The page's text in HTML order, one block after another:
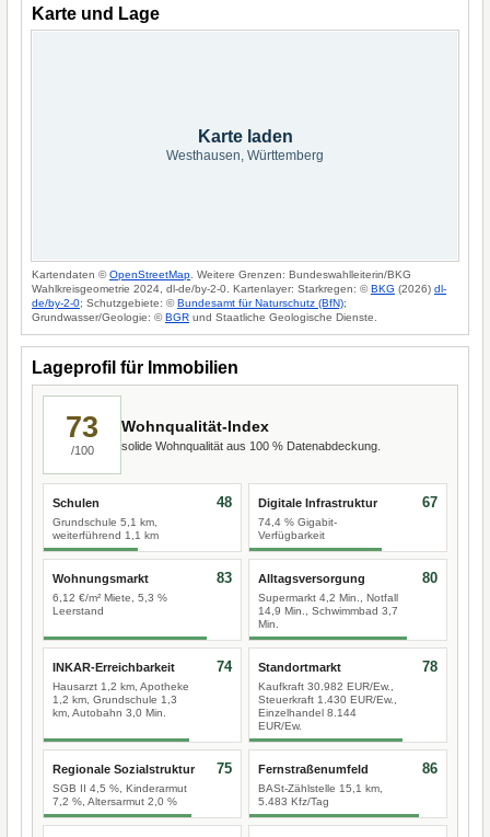
Karte und Lage
Karte laden
Westhausen, Württemberg
Kartendaten ©OpenStreetMap . Weitere Grenzen: Bundeswahlleiterin/BKG
Wahlkreisgeometrie 2024, dl-de/by-2-0. Kartenlayer: Starkregen: ©BKG (2026) dl-
de/by-2-0; Schutzgebiete: ©Bundesamt für Naturschutz (BfN);
Grundwasser/Geologie: ©BGR und Staatliche Geologische Dienste.
Lageprofil für Immobilien
73
/100
Wohnqualität-Index
solide Wohnqualität aus 100 % Datenabdeckung.
Schulen
Grundschule 5,1 km,
weiterführend 1,1 km
48 Digitale Infrastruktur
74,4 % Gigabit-
Verfügbarkeit
67
Wohnungsmarkt
6,12 €/m² Miete, 5,3 %
Leerstand
83 Alltagsversorgung
Supermarkt 4,2 Min., Notfall
14,9 Min., Schwimmbad 3,7
Min.
80
INKAR-Erreichbarkeit
Hausarzt 1,2 km, Apotheke
1,2 km, Grundschule 1,3
km, Autobahn 3,0 Min.
74 Standortmarkt
Kaufkraft 30.982 EUR/Ew.,
Steuerkraft 1.430 EUR/Ew.,
Einzelhandel 8.144
EUR/Ew.
78
Regionale Sozialstruktur
SGB II 4,5 %, Kinderarmut
7,2 %, Altersarmut 2,0 %
75 Fernstraßenumfeld
BASt-Zählstelle 15,1 km,
5.483 Kfz/Tag
86